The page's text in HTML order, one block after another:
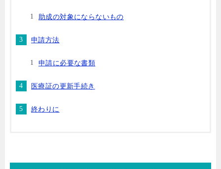
助成の対象にならないもの
申請方法
申請に必要な書類
医療証の更新手続き
終わりに